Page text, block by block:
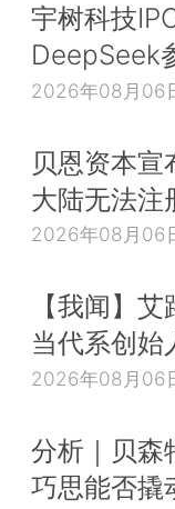
宇树科技
DeepSeek
2026年08月06
贝恩资本宣
大陆无法注
2026年08月06
【我闻】
当代系创始
2026年08月06
分析｜贝森
巧思能否撬